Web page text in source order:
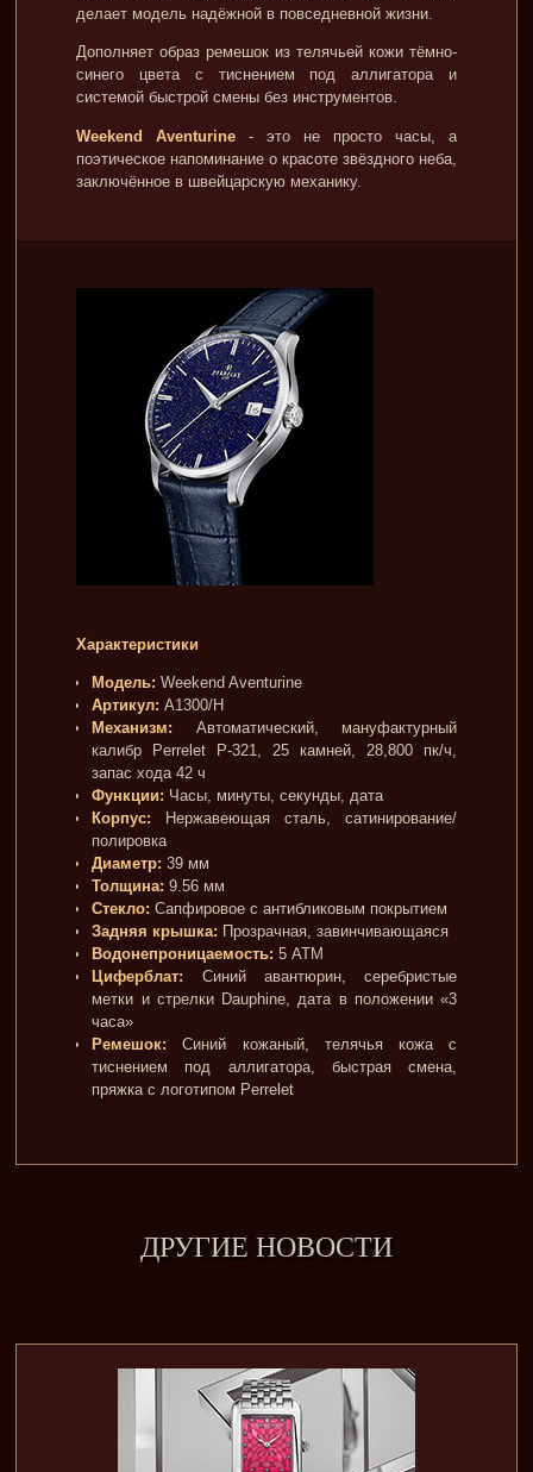
делает модель надёжной в повседневной жизни.
Дополняет образ ремешок из телячьей кожи тёмно-
синего цвета с тиснением под аллигатора и
системой быстрой смены без инструментов.
Weekend Aventurine - это не просто часы, а
поэтическое напоминание о красоте звёздного неба,
заключённое в швейцарскую механику.
Характеристики
Модель: Weekend Aventurine
Артикул: A1300/H
Механизм: Автоматический, мануфактурный
калибр Perrelet P-321, 25 камней, 28,800 пк/ч,
запас хода 42 ч
Функции: Часы, минуты, секунды, дата
Корпус: Нержавеющая сталь, сатинирование/
полировка
Диаметр: 39 мм
Толщина: 9.56 мм
Стекло: Сапфировое с антибликовым покрытием
Задняя крышка: Прозрачная, завинчивающаяся
Водонепроницаемость: 5 ATM
Циферблат: Синий авантюрин, серебристые
метки и стрелки Dauphine, дата в положении «3
часа»
Ремешок: Синий кожаный, телячья кожа с
тиснением под аллигатора, быстрая смена,
пряжка с логотипом Perrelet
ДРУГИЕ НОВОСТИ